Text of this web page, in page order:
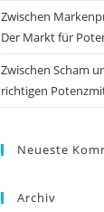
Zwischen
Der Markt für
Zwischen Scham
richtigen
Neueste
Archiv